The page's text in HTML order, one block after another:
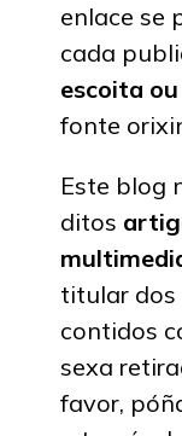
enlace se
cada
escoita
fonte
Este blog
ditos
titular dos
contidos
sexa
favor,